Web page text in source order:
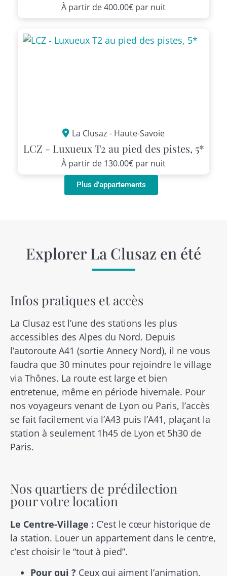
À partir de400.00€ par nuit
La Clusaz - Haute-Savoie
LCZ - Luxueux T2 au pied des pistes, 5*
À partir de 130.00€ par nuit
Plus d'appartements
Explorer La Clusaz en été
Infos pratiques et accès
La Clusaz est l’une des stations les plus
accessibles des Alpes du Nord. Depuis
l’autoroute A41 (sortie Annecy Nord), il ne vous
faudra que 30 minutes pour rejoindre le village
via Thônes. La route est large et bien
entretenue, même en période hivernale. Pour
nos voyageurs venant de Lyon ou Paris, l’accès
se fait facilement via l’A43 puis l’A41, plaçant la
station à seulement 1h45 de Lyon et 5h30 de
Paris.
Nos quartiers de prédilection
pour votre location
Le Centre-Village : C’est le cœur historique de
la station. Louer un appartement dans le centre,
c’est choisir le “tout à pied”.
Pour qui ? Ceux qui aiment l’animation,